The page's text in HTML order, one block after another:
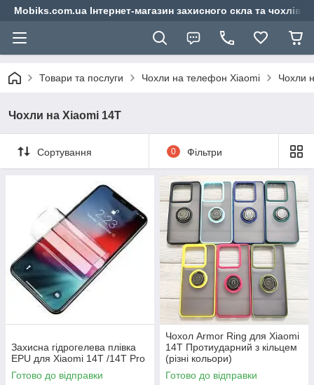
Mobiks.com.ua Інтернет-магазин захисного скла та чохлів
Товари та послуги Чохли на телефон Xiaomi Чохли
Чохли на Xiaomi 14T
Сортування 0 Фільтри
Захисна гідрогелева плівка
EPU для Xiaomi 14T /14T Pro
Готово до відправки
Чохол Armor Ring для Xiaomi
14T Протиударний з кільцем
(різні кольори)
Готово до відправки